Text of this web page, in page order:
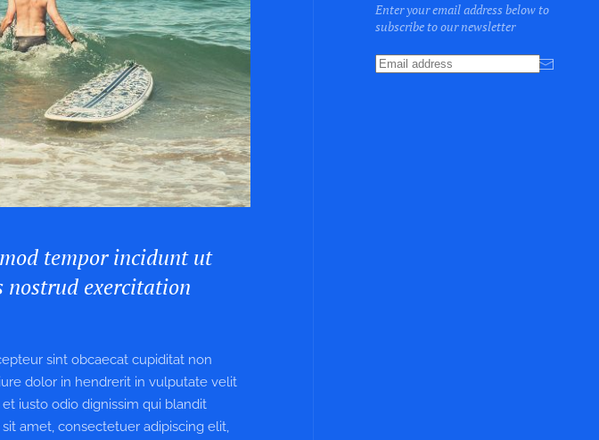
tempor incidunt ut
nostrud exercitation
sint obcaecat cupiditat non
dolor in hendrerit in vulputate velit
iusto odio dignissim qui blandit
amet, consectetuer adipiscing elit,
Enter your email address below to
subscribe to our newsletter